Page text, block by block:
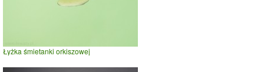
Łyżka śmietanki orkiszowej